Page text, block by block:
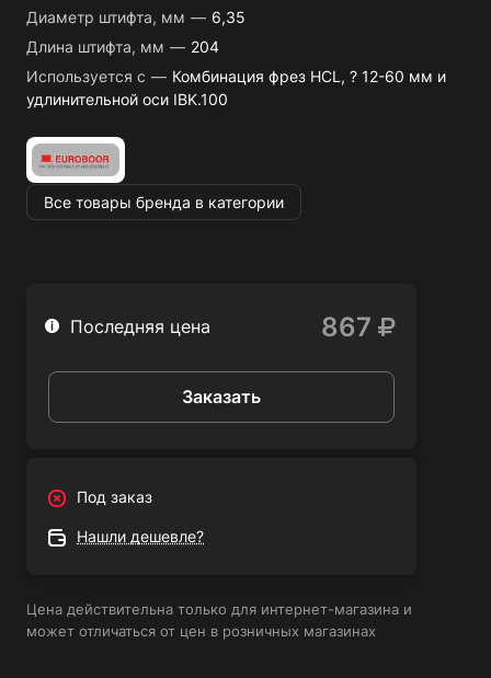
Диаметр штифта, мм — 6,35
Длина штифта, мм — 204
Используется с — Комбинация фрез HCL, ? 12-60 мм и
удлинительной оси IBK.100
Все товары бренда в категории
Последняя цена 867
Заказать
Под заказ
Нашли дешевле?
Цена действительна только для интернет-магазина и
может отличаться от цен в розничных магазинах